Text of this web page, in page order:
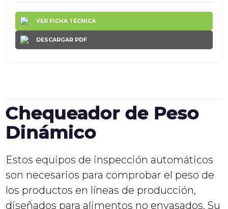
VER FICHA TÉCNICA
DESCARGAR PDF
Chequeador de Peso
Dinámico
Estos equipos de inspección automáticos
son necesarios para comprobar el peso de
los productos en líneas de producción,
diseñados para alimentos no envasados. Su